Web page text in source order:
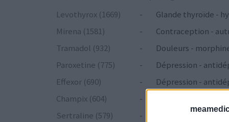
Levothyrox (1669) -
Glande thyroïde -
Mirena (1581)
-
Contraception -
Tramadol (932)
-
Douleurs -
Paroxetine (775)
-
Dépression -
Effexor (690)
-
Dépression -
Champix (604)
-
Sertraline (579)
-
Dépression -